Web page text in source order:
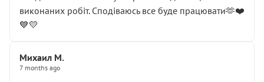
виконаних робіт. Сподіваюсь все буде працювати🫶❤️
💙💛
Михаил М.
7 months ago